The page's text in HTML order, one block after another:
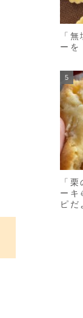
「
ーを
「
ーキ
ピだ